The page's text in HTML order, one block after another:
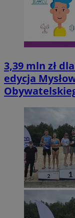
3,39 mln zł
edycja